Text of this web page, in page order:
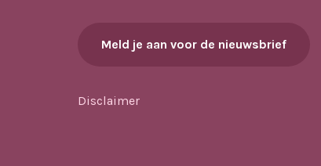
Meld je aan voor de nieuwsbrief
Disclaimer